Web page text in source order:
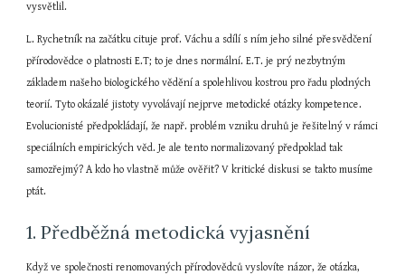
vysvětlil.
L. Rychetník na začátku cituje prof. Váchu a sdílí s ním jeho silné přesvědčení
přírodovědce o platnosti E.T; to je dnes normální. E.T. je prý nezbytným
základem našeho biologického vědění a spolehlivou kostrou pro řadu plodných
teorií. Tyto okázalé jistoty vyvolávají nejprve metodické otázky kompetence.
Evolucionisté předpokládají, že např. problém vzniku druhů je řešitelný v rámci
speciálních empirických věd. Je ale tento normalizovaný předpoklad tak
samozřejmý? A kdo ho vlastně může ověřit? V kritické diskusi se takto musíme
ptát.
1. Předběžná metodická vyjasnění
Když ve společnosti renomovaných přírodovědců vyslovíte názor, že otázka,